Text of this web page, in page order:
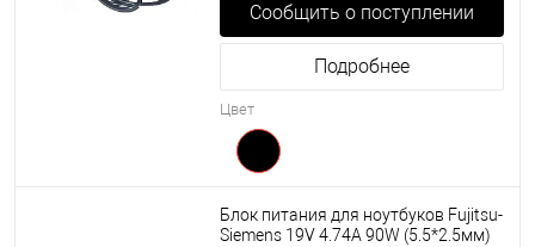
Сообщить о поступлении
Подробнее
Цвет
Блок питания для ноутбуков Fujitsu-
Siemens 19V 4.74A 90W (5.5*2.5мм)